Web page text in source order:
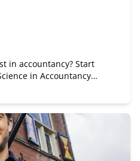
in accountancy? Start
in Accountancy